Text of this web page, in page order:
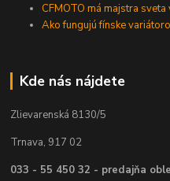
CFMOTO má majstra sveta
Ako fungujú fínske
Kde nás nájdete
Zlievarenská 8130/5
Trnava, 917 02
033 - 55 450 32 - predajňa